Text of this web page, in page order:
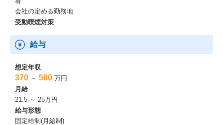
会社の定める勤務地
受動喫煙対策
給与
想定年収
370 ～ 500 万円
月給
21.5 ～ 25万円
給与形態
固定給制(月給制)